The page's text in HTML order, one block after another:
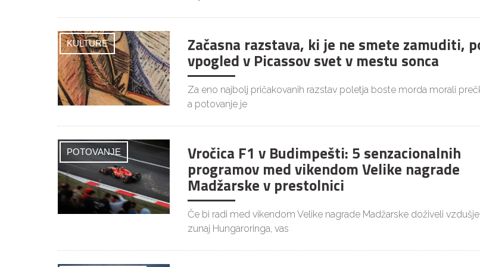
KULTURE Začasna razstava, ki je ne smete zamuditi,
vpogled v Picassov svet v mestu sonca
Za eno najbolj pričakovanih razstav poletja boste morda morali
a potovanje je
POTOVANJE Vročica F1 v Budimpešti: 5 senzacionalnih
programov med vikendom Velike nagrade
Madžarske v prestolnici
Če bi radi med vikendom Velike nagrade Madžarske doživeli vzdušje
zunaj Hungaroringa, vas